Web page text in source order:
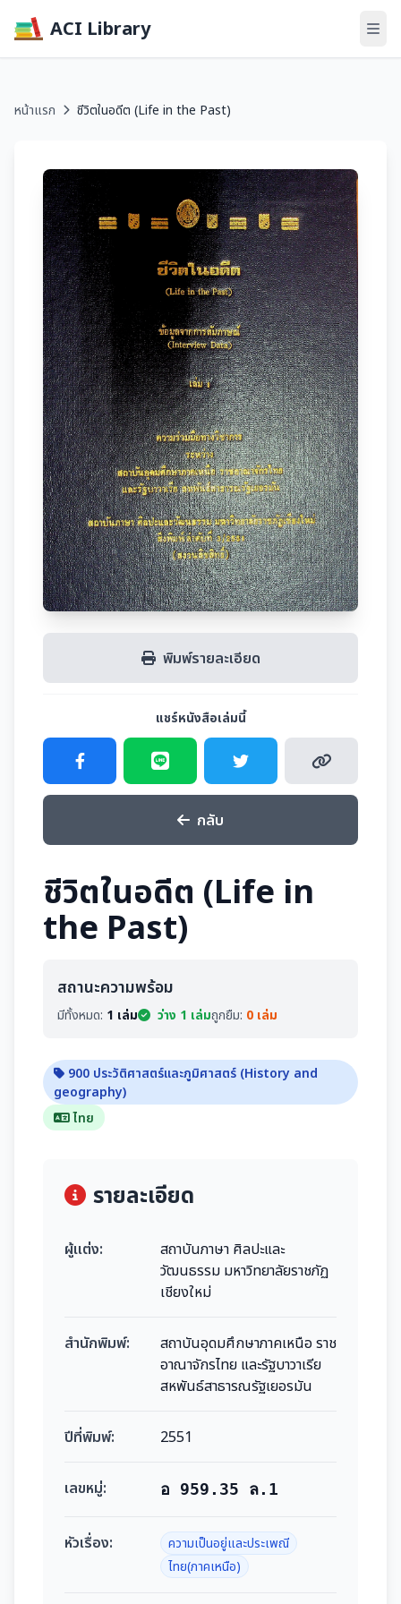
ACI Library
หน้าแรก ชีวิตในอดีต (Life in the Past)
พิมพ์รายละเอียด
แชร์หนังสือเล่มนี้
กลับ
ชีวิตในอดีต (Life in
the Past)
สถานะความพร้อม
มีทั้งหมด: 1 เล่ม ว่าง 1 เล่มถูกยืม: 0 เล่ม
900 ประวัติศาสตร์และภูมิศาสตร์ (History and
geography)
ไทย
รายละเอียด
ผู้แต่ง:
สถาบันภาษา ศิลปะและ
วัฒนธรรม มหาวิทยาลัยราชภัฏ
เชียงใหม่
สำนักพิมพ์:
สถาบันอุดมศึกษาภาคเหนือ ราช
อาณาจักรไทย และรัฐบาวาเรีย
สหพันธ์สาธารณรัฐเยอรมัน
ปีที่พิมพ์: 2551
เลขหมู่: อ 959.35 ล.1
หัวเรื่อง:
ความเป็นอยู่และประเพณี
ไทย(ภาคเหนือ)